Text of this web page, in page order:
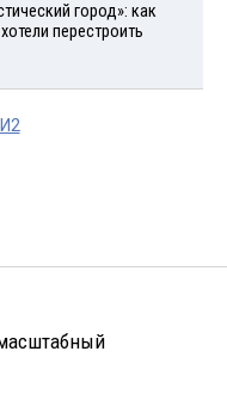
город»: как
перестроить